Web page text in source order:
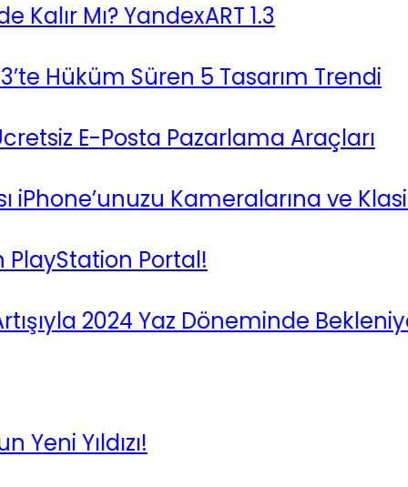
Mı? YandexART 1.3
Süren 5 Tasarım Trendi
E-Posta Pazarlama Araçları
Kameralarına ve Klasik
Portal!
2024 Yaz Döneminde Bekleniyor
Yıldızı!